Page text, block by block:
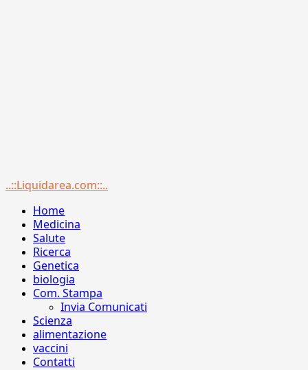
Menu
..::Liquidarea.com::..
Home
Medicina
Salute
Ricerca
Genetica
biologia
Com. Stampa
Invia Comunicati
Scienza
alimentazione
vaccini
Contatti